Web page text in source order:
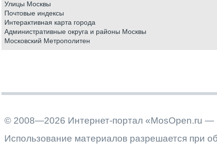
Улицы Москвы
Почтовые индексы
Интерактивная карта города
Административные округа и районы Москвы
Московский Метрополитен
© 2008—2026 Интернет-портал «MosOpen.ru —
Использование материалов разрешается при